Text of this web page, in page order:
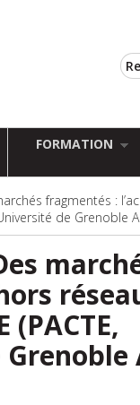
FORMATION
fragmentés :
Université de Grenoble
(PACTE,